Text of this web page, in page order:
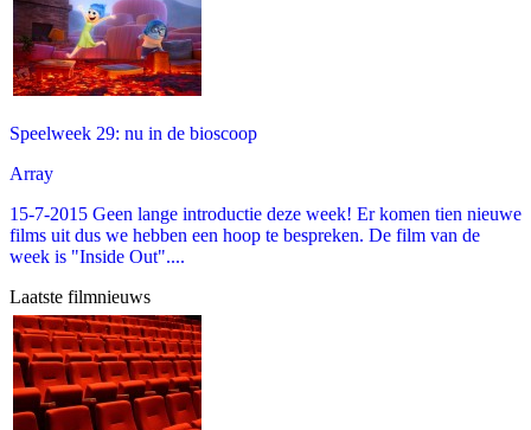
Speelweek 29: nu in de bioscoop
Array
15-7-2015 Geen lange introductie deze week! Er komen tien nieuwe
films uit dus we hebben een hoop te bespreken. De film van de
week is "Inside Out"....
Laatste filmnieuws